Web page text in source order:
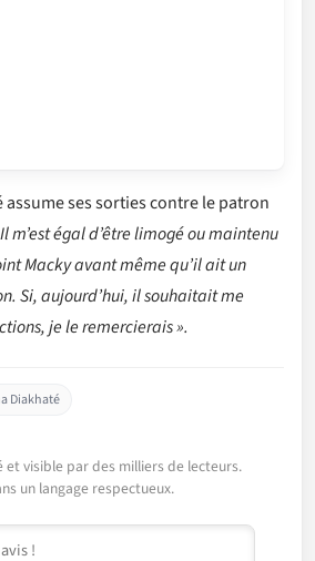
ses sorties contre le patron
m’est égal d’être limogé ou maintenu
Macky avant même qu’il ait un
Si, aujourd’hui, il souhaitait me
je le remercierais ».
Diakhaté
et visible par des milliers de lecteurs.
un langage respectueux.